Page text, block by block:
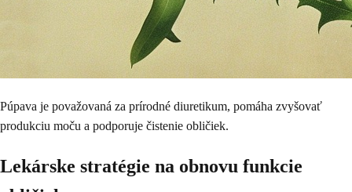
Púpava je považovaná za prírodné diuretikum, pomáha zvyšovať
produkciu moču a podporuje čistenie obličiek.
Lekárske stratégie na obnovu funkcie